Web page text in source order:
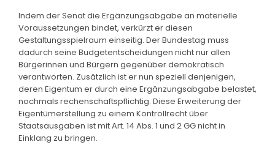
Indem der Senat die Ergänzungsabgabe an materielle
Voraussetzungen bindet, verkürzt er diesen
Gestaltungsspielraum einseitig. Der Bundestag muss
dadurch seine Budgetentscheidungen nicht nur allen
Bürgerinnen und Bürgern gegenüber demokratisch
verantworten. Zusätzlich ist er nun speziell denjenigen,
deren Eigentum er durch eine Ergänzungsabgabe belastet,
nochmals rechenschaftspflichtig. Diese Erweiterung der
Eigentümerstellung zu einem Kontrollrecht über
Staatsausgaben ist mit Art. 14 Abs. 1 und 2 GG nicht in
Einklang zu bringen.